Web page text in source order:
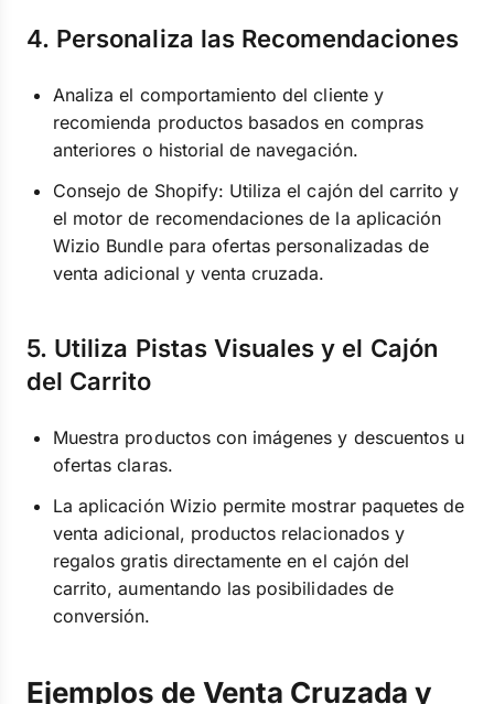
4. Personaliza las Recomendaciones
Analiza el comportamiento del cliente y
recomienda productos basados en compras
anteriores o historial de navegación.
Consejo de Shopify: Utiliza el cajón del carrito y
el motor de recomendaciones de la aplicación
Wizio Bundle para ofertas personalizadas de
venta adicional y venta cruzada.
5. Utiliza Pistas Visuales y el Cajón
del Carrito
Muestra productos con imágenes y descuentos u
ofertas claras.
La aplicación Wizio permite mostrar paquetes de
venta adicional, productos relacionados y
regalos gratis directamente en el cajón del
carrito, aumentando las posibilidades de
conversión.
Ejemplos de Venta Cruzada y